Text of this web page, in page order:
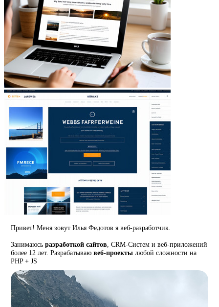
Привет! Меня зовут Илья Федотов я веб-разработчик.
Занимаюсьразработкой сайтов , CRM-Систем и веб-приложений
более 12 лет. Разрабатываювеб-проекты любой сложности на
PHP + JS